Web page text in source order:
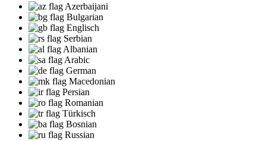
Azerbaijani
Bulgarian
Englisch
Serbian
Albanian
Arabic
German
Macedonian
Persian
Romanian
Türkisch
Bosnian
Russian